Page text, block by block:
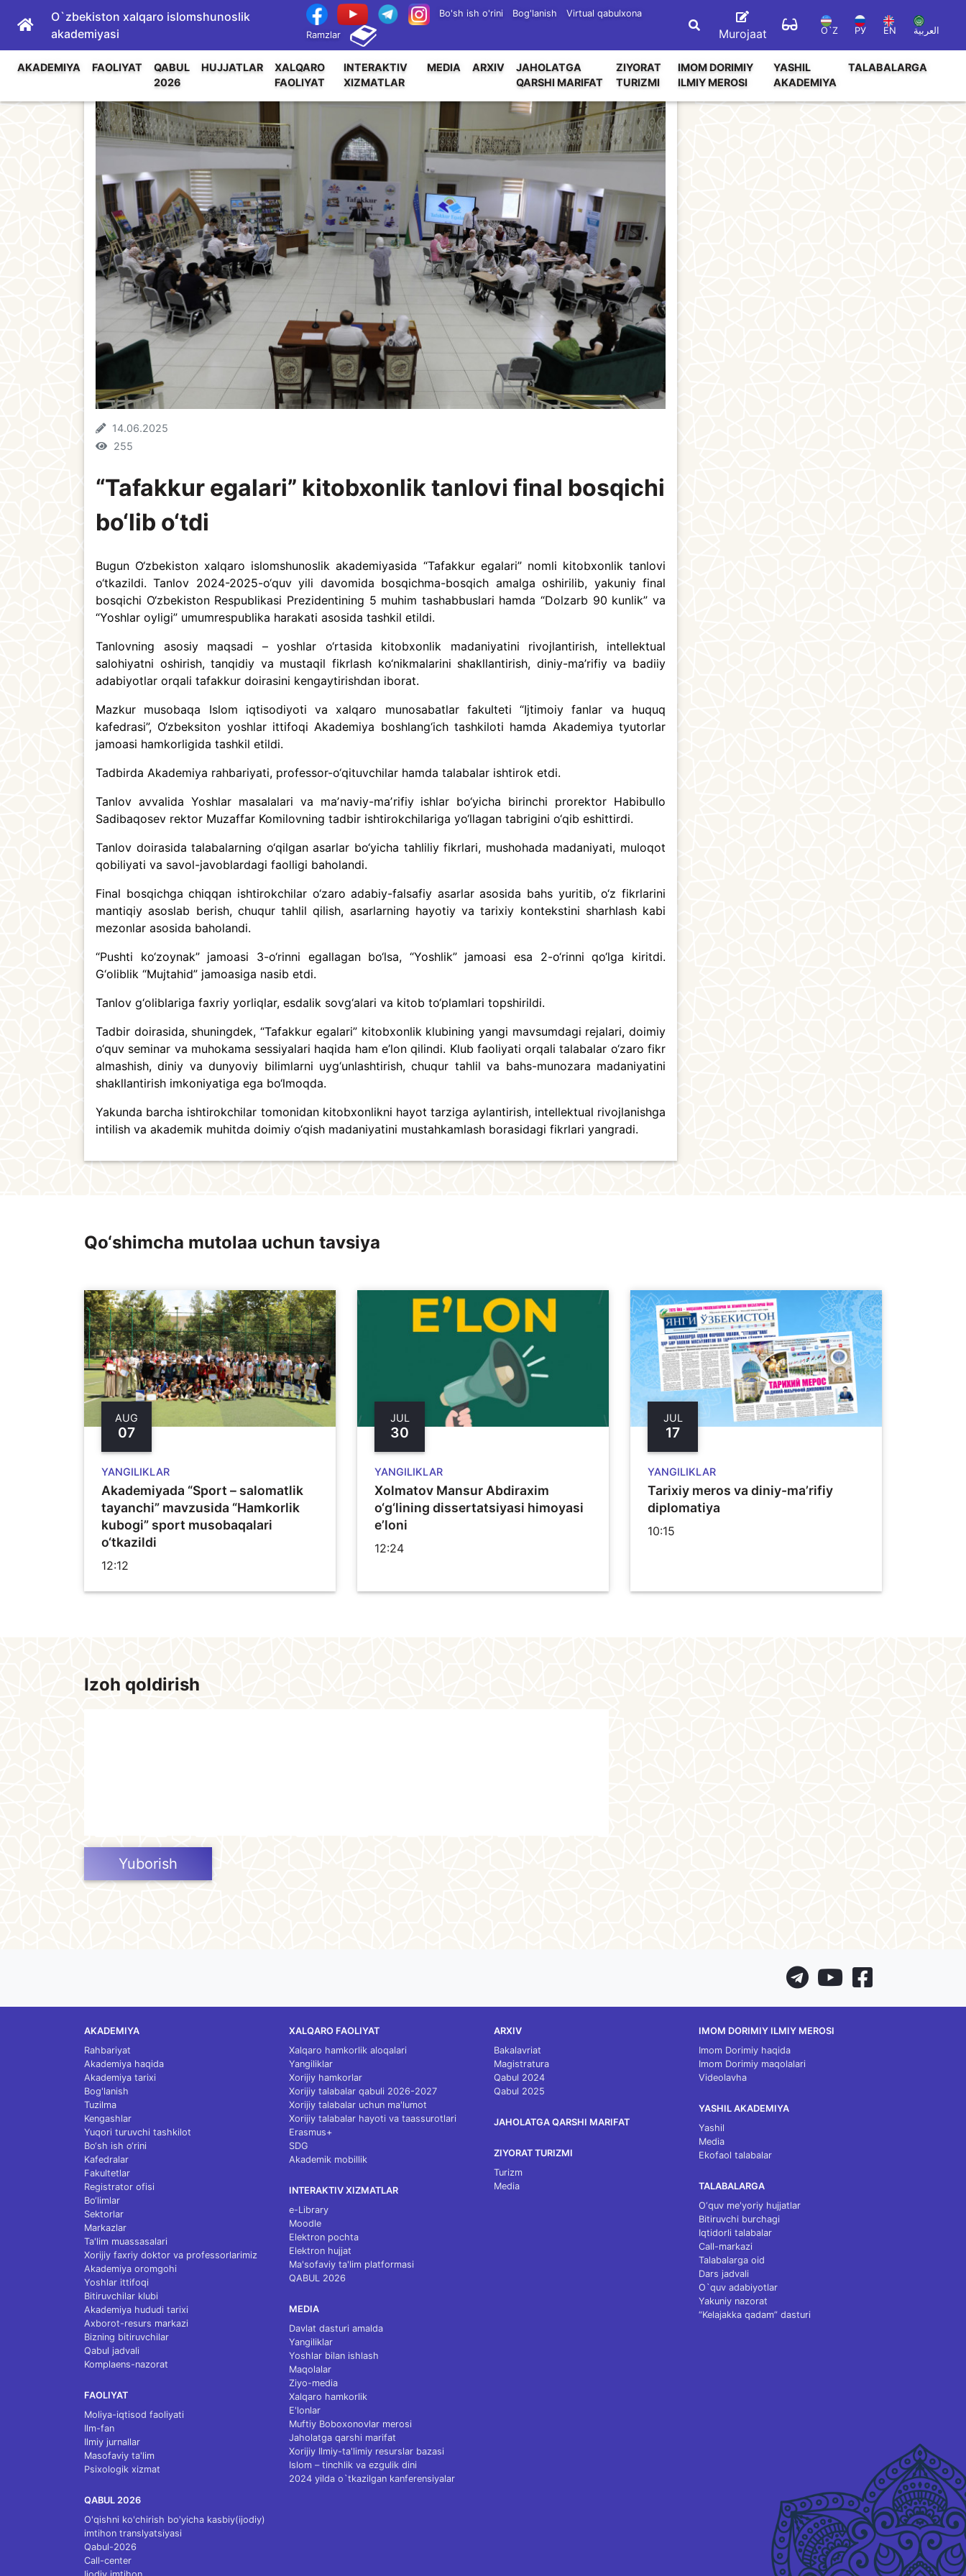
O`zbekiston xalqaro islomshunoslik
akademiyasi
Bo'sh ish o'rini Bog'lanish
Virtual qabulxona
Ramzlar
Murojaat O`Z РУ EN العربية
AKADEMIYA FAOLIYAT
QABUL
2026
HUJJATLAR
XALQARO
FAOLIYAT
INTERAKTIV
XIZMATLAR
MEDIA ARXIV
JAHOLATGA
QARSHI MARIFAT
ZIYORAT
TURIZMI
IMOM DORIMIY
ILMIY MEROSI
YASHIL
AKADEMIYA
TALABALARGA
14.06.2025
255
“Tafakkur egalari” kitobxonlik tanlovi final bosqichi
bo‘lib o‘tdi
Bugun O‘zbekiston xalqaro islomshunoslik akademiyasida “Tafakkur egalari” nomli kitobxonlik tanlovi
o‘tkazildi. Tanlov 2024-2025-o‘quv yili davomida bosqichma-bosqich amalga oshirilib, yakuniy final
bosqichi O‘zbekiston Respublikasi Prezidentining 5 muhim tashabbuslari hamda “Dolzarb 90 kunlik” va
“Yoshlar oyligi” umumrespublika harakati asosida tashkil etildi.
Tanlovning asosiy maqsadi – yoshlar o‘rtasida kitobxonlik madaniyatini rivojlantirish, intellektual
salohiyatni oshirish, tanqidiy va mustaqil fikrlash ko‘nikmalarini shakllantirish, diniy-ma’rifiy va badiiy
adabiyotlar orqali tafakkur doirasini kengaytirishdan iborat.
Mazkur musobaqa Islom iqtisodiyoti va xalqaro munosabatlar fakulteti “Ijtimoiy fanlar va huquq
kafedrasi”, O‘zbeksiton yoshlar ittifoqi Akademiya boshlang‘ich tashkiloti hamda Akademiya tyutorlar
jamoasi hamkorligida tashkil etildi.
Tadbirda Akademiya rahbariyati, professor-o‘qituvchilar hamda talabalar ishtirok etdi.
Tanlov avvalida Yoshlar masalalari va maʼnaviy-maʼrifiy ishlar bo‘yicha birinchi prorektor Habibullo
Sadibaqosev rektor Muzaffar Komilovning tadbir ishtirokchilariga yo‘llagan tabrigini o‘qib eshittirdi.
Tanlov doirasida talabalarning o‘qilgan asarlar bo‘yicha tahliliy fikrlari, mushohada madaniyati, muloqot
qobiliyati va savol-javoblardagi faolligi baholandi.
Final bosqichga chiqqan ishtirokchilar o‘zaro adabiy-falsafiy asarlar asosida bahs yuritib, o‘z fikrlarini
mantiqiy asoslab berish, chuqur tahlil qilish, asarlarning hayotiy va tarixiy kontekstini sharhlash kabi
mezonlar asosida baholandi.
“Pushti ko‘zoynak” jamoasi 3-o‘rinni egallagan bo‘lsa, “Yoshlik” jamoasi esa 2-o‘rinni qo‘lga kiritdi.
G‘oliblik “Mujtahid” jamoasiga nasib etdi.
Tanlov g‘oliblariga faxriy yorliqlar, esdalik sovg‘alari va kitob to‘plamlari topshirildi.
Tadbir doirasida, shuningdek, “Tafakkur egalari” kitobxonlik klubining yangi mavsumdagi rejalari, doimiy
o‘quv seminar va muhokama sessiyalari haqida ham e’lon qilindi. Klub faoliyati orqali talabalar o‘zaro fikr
almashish, diniy va dunyoviy bilimlarni uyg‘unlashtirish, chuqur tahlil va bahs-munozara madaniyatini
shakllantirish imkoniyatiga ega bo‘lmoqda.
Yakunda barcha ishtirokchilar tomonidan kitobxonlikni hayot tarziga aylantirish, intellektual rivojlanishga
intilish va akademik muhitda doimiy o‘qish madaniyatini mustahkamlash borasidagi fikrlari yangradi.
Qo‘shimcha mutolaa uchun tavsiya
AUG
07
YANGILIKLAR
Akademiyada “Sport – salomatlik
tayanchi” mavzusida “Hamkorlik
kubogi” sport musobaqalari
o‘tkazildi
12:12
JUL
30
YANGILIKLAR
Xolmatov Mansur Abdiraxim
o‘g‘lining dissertatsiyasi himoyasi
e’loni
12:24
JUL
17
YANGILIKLAR
Tarixiy meros va diniy-ma’rifiy
diplomatiya
10:15
Izoh qoldirish
Yuborish
AKADEMIYA
Rahbariyat
Akademiya haqida
Akademiya tarixi
Bog'lanish
Tuzilma
Kengashlar
Yuqori turuvchi tashkilot
Bo‘sh ish o‘rini
Kafedralar
Fakultetlar
Registrator ofisi
Bo‘limlar
Sektorlar
Markazlar
Ta'lim muassasalari
Xorijiy faxriy doktor va professorlarimiz
Akademiya oromgohi
Yoshlar ittifoqi
Bitiruvchilar klubi
Akademiya hududi tarixi
Axborot-resurs markazi
Bizning bitiruvchilar
Qabul jadvali
Komplaens-nazorat
FAOLIYAT
Moliya-iqtisod faoliyati
Ilm-fan
Ilmiy jurnallar
Masofaviy ta'lim
Psixologik xizmat
QABUL 2026
O'qishni ko'chirish bo'yicha kasbiy(ijodiy)
imtihon translyatsiyasi
Qabul-2026
Call-center
XALQARO FAOLIYAT
Xalqaro hamkorlik aloqalari
Yangiliklar
Xorijiy hamkorlar
Xorijiy talabalar qabuli 2026-2027
Xorijiy talabalar uchun ma'lumot
Xorijiy talabalar hayoti va taassurotlari
Erasmus+
SDG
Akademik mobillik
INTERAKTIV XIZMATLAR
e-Library
Moodle
Elektron pochta
Elektron hujjat
Ma'sofaviy ta'lim platformasi
QABUL 2026
MEDIA
Davlat dasturi amalda
Yangiliklar
Yoshlar bilan ishlash
Maqolalar
Ziyo-media
Xalqaro hamkorlik
E'lonlar
Muftiy Boboxonovlar merosi
Jaholatga qarshi marifat
Xorijiy Ilmiy-ta'limiy resurslar bazasi
Islom – tinchlik va ezgulik dini
2024 yilda o`tkazilgan kanferensiyalar
ARXIV
Bakalavriat
Magistratura
Qabul 2024
Qabul 2025
JAHOLATGA QARSHI MARIFAT
ZIYORAT TURIZMI
Turizm
Media
IMOM DORIMIY ILMIY MEROSI
Imom Dorimiy haqida
Imom Dorimiy maqolalari
Videolavha
YASHIL AKADEMIYA
Yashil
Media
Ekofaol talabalar
TALABALARGA
O‘quv me'yoriy hujjatlar
Bitiruvchi burchagi
Iqtidorli talabalar
Call-markazi
Talabalarga oid
Dars jadvali
O`quv adabiyotlar
Yakuniy nazorat
“Kelajakka qadam” dasturi